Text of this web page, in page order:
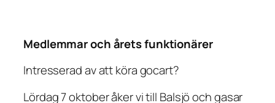
Medlemmar och årets funktionärer
Intresserad av att köra gocart?
Lördag 7 oktober åker vi till Balsjö och gasar